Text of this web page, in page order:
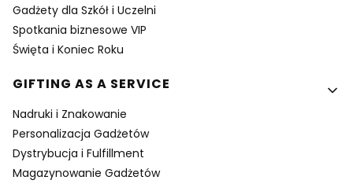
Gadżety dla Szkół i Uczelni
Spotkania biznesowe VIP
Święta i Koniec Roku
GIFTING AS A SERVICE
Nadruki i Znakowanie
Personalizacja Gadżetów
Dystrybucja i Fulfillment
Magazynowanie Gadżetów